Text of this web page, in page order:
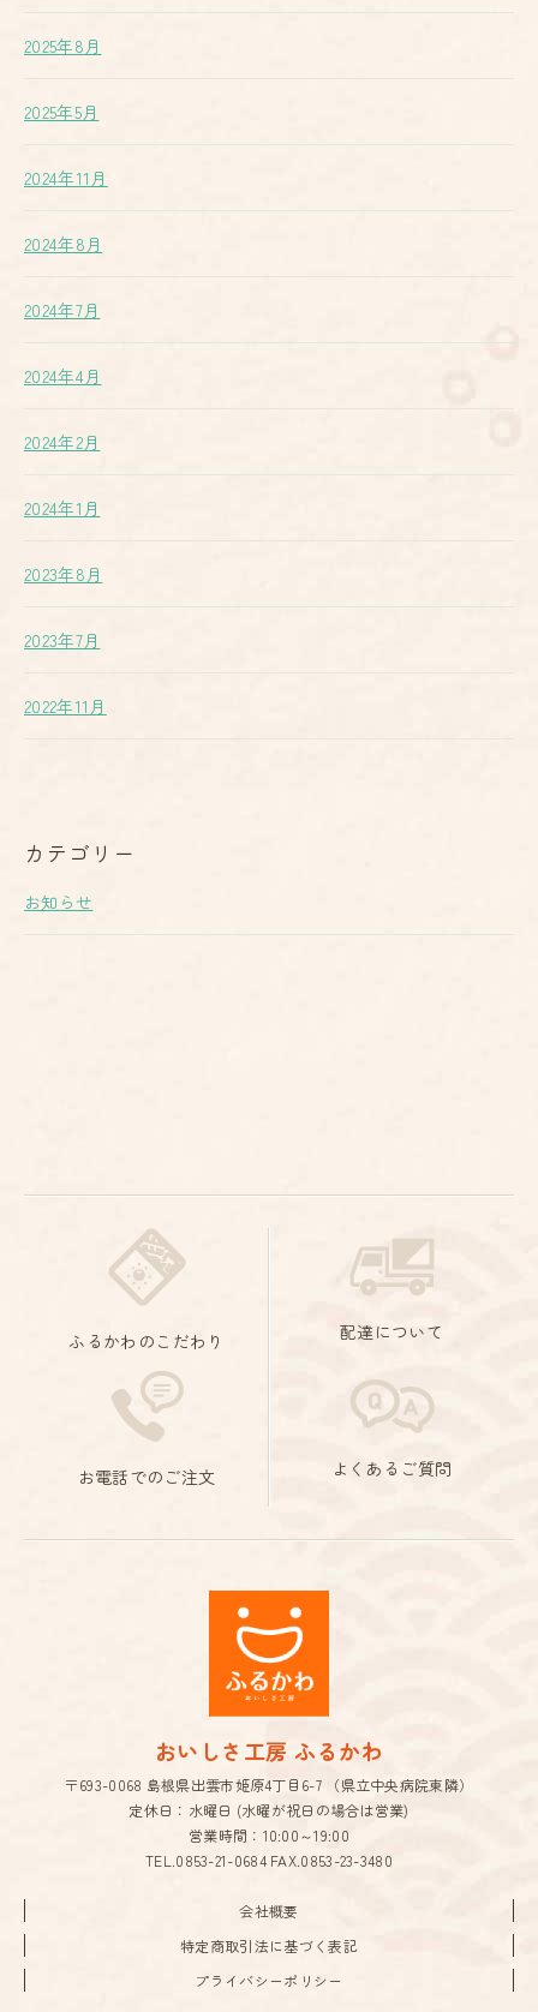
2025年8月
2025年5月
2024年11月
2024年8月
2024年7月
2024年4月
2024年2月
2024年1月
2023年8月
2023年7月
2022年11月
カテゴリー
お知らせ
ふるかわのこだわり 配達について
お電話でのご注文 よくあるご質問
おいしさ工房 ふるかわ
〒693-0068 島根県出雲市姫原4丁目6-7 （県立中央病院東隣）
定休日：水曜日 (水曜が祝日の場合は営業)
営業時間：10:00～19:00
TEL. 0853-21-0684FAX.0853-23-3480
会社概要
特定商取引法に基づく表記
プライバシーポリシー